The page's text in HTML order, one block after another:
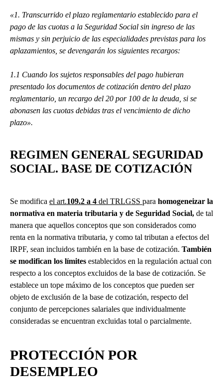
«1. Transcurrido el plazo reglamentario establecido para el
pago de las cuotas a la Seguridad Social sin ingreso de las
mismas y sin perjuicio de las especialidades previstas para los
aplazamientos, se devengarán los siguientes recargos:
1.1 Cuando los sujetos responsables del pago hubieran
presentado los documentos de cotización dentro del plazo
reglamentario, un recargo del 20 por 100 de la deuda, si se
abonasen las cuotas debidas tras el vencimiento de dicho
plazo».
REGIMEN GENERAL SEGURIDAD
SOCIAL. BASE DE COTIZACIÓN
Se modifica el art.109.2 a 4 del TRLGSS para homogeneizar la
normativa en materia tributaria y de Seguridad Social, de tal
manera que aquellos conceptos que son considerados como
renta en la normativa tributaria, y como tal tributan a efectos del
IRPF, sean incluidos también en la base de cotización. También
se modifican los límites establecidos en la regulación actual con
respecto a los conceptos excluidos de la base de cotización. Se
establece un tope máximo de los conceptos que pueden ser
objeto de exclusión de la base de cotización, respecto del
conjunto de percepciones salariales que individualmente
consideradas se encuentran excluidas total o parcialmente.
PROTECCIÓN POR
DESEMPLEO